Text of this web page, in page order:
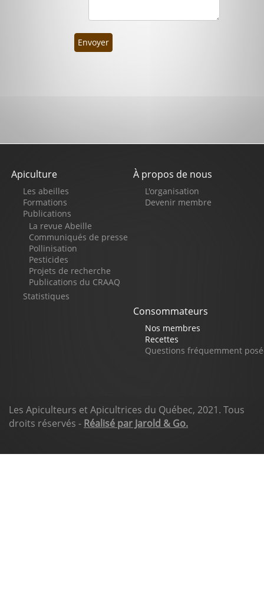
Envoyer
Pied
de
page
À propos de nous
L'organisation
Devenir membre
Apiculture
Les abeilles
Formations
Publications
La revue Abeille
Communiqués de presse
Pollinisation
Pesticides
Projets de recherche
Publications du CRAAQ
Statistiques
Consommateurs
Nos membres
Recettes
Questions fréquemment
Les Apiculteurs et Apicultrices du Québec, 2021. Tous
droits réservés - Réalisé par Jarold & Go.